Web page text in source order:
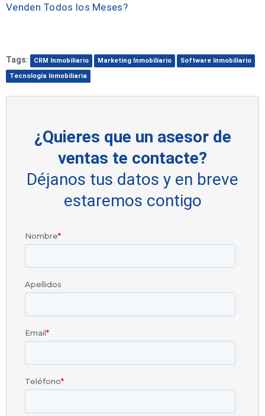
Venden Todos los Meses?
Tags: CRM Inmobiliario Marketing Inmobiliario
Software Inmobiliario
Tecnología Inmobiliaria
¿Quieres que un asesor de
ventas te contacte?
Déjanos tus datos y en breve
estaremos contigo